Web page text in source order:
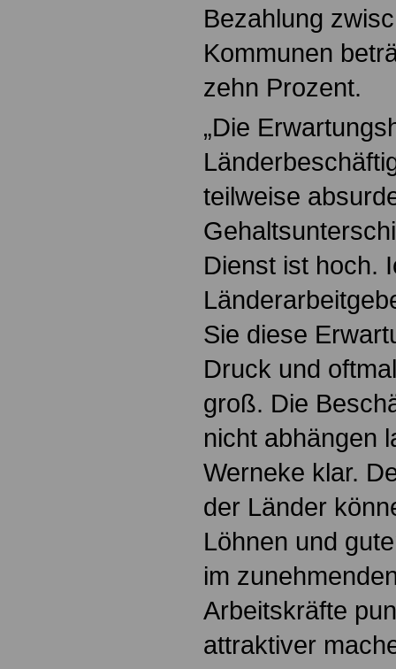
Bezahlung
Kommunen
zehn Prozent.
„Die
teilweise
Dienst ist hoch.
Sie diese
Druck und
groß. Die
nicht abhängen
Werneke klar.
der Länder
Löhnen und
im
Arbeitskräfte
attraktiver